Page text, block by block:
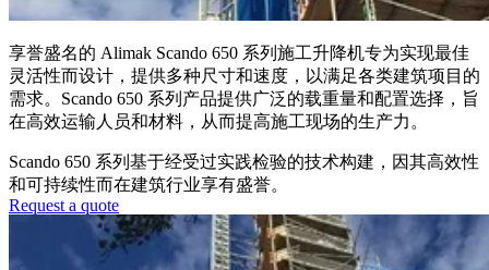
享誉盛名的 Alimak Scando 650 系列施工升降机专为实现最佳
灵活性而设计，提供多种尺寸和速度，以满足各类建筑项目的
需求。Scando 650 系列产品提供广泛的载重量和配置选择，旨
在高效运输人员和材料，从而提高施工现场的生产力。
Scando 650 系列基于经受过实践检验的技术构建，因其高效性
和可持续性而在建筑行业享有盛誉。
Request a quote